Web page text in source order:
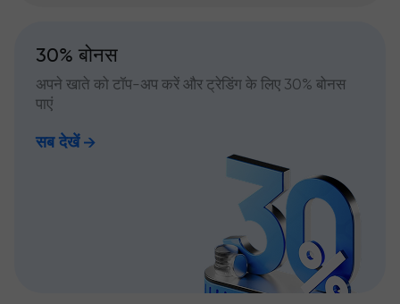
30% बोनस
अपने खाते को टॉप-अप करें और ट्रेडिंग के लिए 30% बोनस
पाएं
सब देखें